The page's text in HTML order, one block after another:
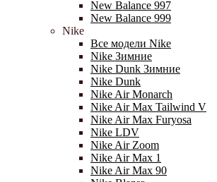
New Balance 997
New Balance 999
Nike
Все модели Nike
Nike Зимние
Nike Dunk Зимние
Nike Dunk
Nike Air Monarch
Nike Air Max Tailwind V
Nike Air Max Furyosa
Nike LDV
Nike Air Zoom
Nike Air Max 1
Nike Air Max 90